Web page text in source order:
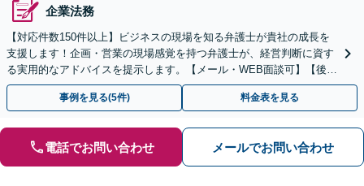
企業法務
【対応件数150件以上】ビジネスの現場を知る弁護士が貴社の成長を
支援します！企画・営業の現場感覚を持つ弁護士が、経営判断に資す
る実用的なアドバイスを提示します。【メール・WEB面談可】【後払
い利用可】
事例を見る(5件) 料金表を見る
電話でお問い合わせ メールでお問い合わせ